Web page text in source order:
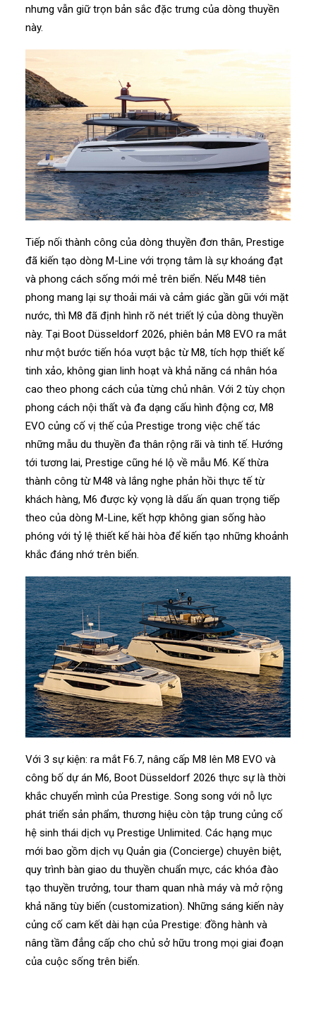
nhưng vẫn giữ trọn bản sắc đặc trưng của dòng thuyền
này.
Tiếp nối thành công của dòng thuyền đơn thân, Prestige
đã kiến tạo dòng M-Line với trọng tâm là sự khoáng đạt
và phong cách sống mới mẻ trên biển. Nếu M48 tiên
phong mang lại sự thoải mái và cảm giác gần gũi với mặt
nước, thì M8 đã định hình rõ nét triết lý của dòng thuyền
này. Tại Boot Düsseldorf 2026, phiên bản M8 EVO ra mắt
như một bước tiến hóa vượt bậc từ M8, tích hợp thiết kế
tinh xảo, không gian linh hoạt và khả năng cá nhân hóa
cao theo phong cách của từng chủ nhân. Với 2 tùy chọn
phong cách nội thất và đa dạng cấu hình động cơ, M8
EVO củng cố vị thế của Prestige trong việc chế tác
những mẫu du thuyền đa thân rộng rãi và tinh tế. Hướng
tới tương lai, Prestige cũng hé lộ về mẫu M6. Kế thừa
thành công từ M48 và lắng nghe phản hồi thực tế từ
khách hàng, M6 được kỳ vọng là dấu ấn quan trọng tiếp
theo của dòng M-Line, kết hợp không gian sống hào
phóng với tỷ lệ thiết kế hài hòa để kiến tạo những khoảnh
khắc đáng nhớ trên biển.
Với 3 sự kiện: ra mắt F6.7, nâng cấp M8 lên M8 EVO và
công bố dự án M6, Boot Düsseldorf 2026 thực sự là thời
khắc chuyển mình của Prestige. Song song với nỗ lực
phát triển sản phẩm, thương hiệu còn tập trung củng cố
hệ sinh thái dịch vụ Prestige Unlimited. Các hạng mục
mới bao gồm dịch vụ Quản gia (Concierge) chuyên biệt,
quy trình bàn giao du thuyền chuẩn mực, các khóa đào
tạo thuyền trưởng, tour tham quan nhà máy và mở rộng
khả năng tùy biến (customization). Những sáng kiến này
củng cố cam kết dài hạn của Prestige: đồng hành và
nâng tầm đẳng cấp cho chủ sở hữu trong mọi giai đoạn
của cuộc sống trên biển.